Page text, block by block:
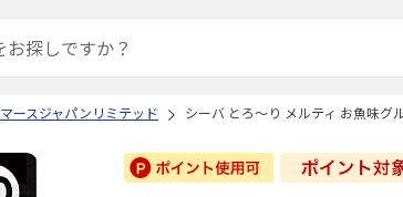
マースジャパンリミテッド シーバ とろ～り メルティ お魚味